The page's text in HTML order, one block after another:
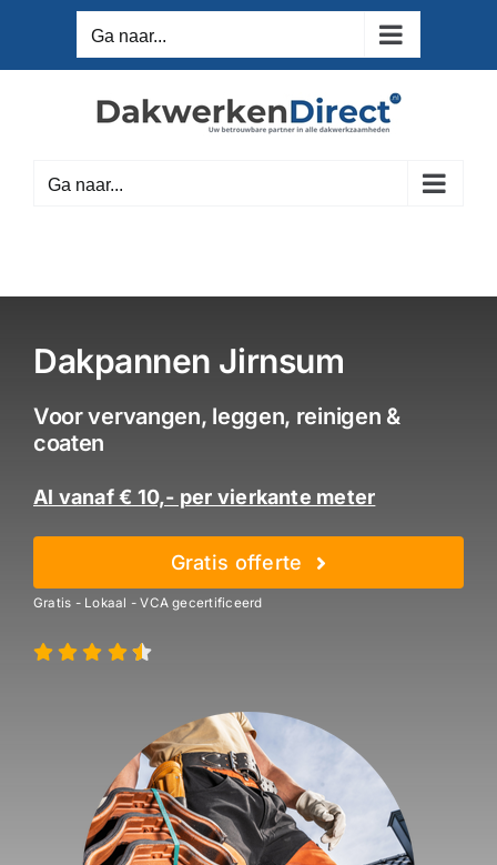
inhoud
Ga naar...
Ga naar...
Dakpannen Jirnsum
Voor vervangen, leggen, reinigen &
coaten
Al vanaf € 10,- per vierkante meter
Gratis offerte
Gratis - Lokaal - VCA gecertificeerd